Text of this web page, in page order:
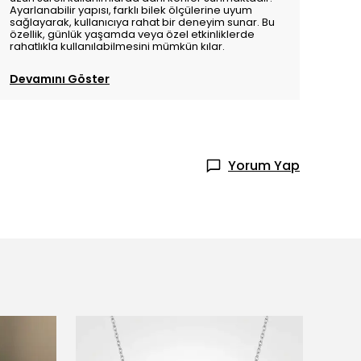
Ayarlanabilir yapısı, farklı bilek ölçülerine uyum
sağlayarak, kullanıcıya rahat bir deneyim sunar. Bu
özellik, günlük yaşamda veya özel etkinliklerde
rahatlıkla kullanılabilmesini mümkün kılar.
Devamını Göster
Yorum Yap